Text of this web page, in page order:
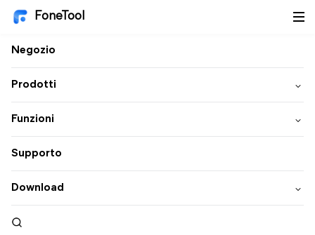
FoneTool
Negozio
Prodotti
Funzioni
Supporto
Download